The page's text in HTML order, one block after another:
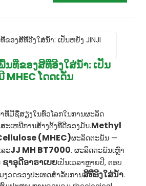
ນທີ່ຂອງສີທີ່ອີງໃສ່ນ້ໍາ: ເປັນ
ໂດດເດັ່ນ
າທີ່ມີຊື່ສຽງໃນທົ່ວໂລກໃນການຜະລິດ
ະເຫນີການສ້າງຕັ້ງທີ່ດີຂອງມັນ.Methyl
(MHEC)ຜະ​ລິດ​ຕະ​ພັນ —
ະJJ MH BT7000. ຜະລິດຕະພັນເຫຼົ່າ
ຊາອຸດີອາຣາເບຍເປັນ​ເວ​ລາ​ຫຼາຍ​ປີ​, ຕອບ​
ວດ​ຂອງ​ປະ​ເທດ​ສໍາ​ລັບ​ການ​ສີທີ່ອີງໃສ່ນ້ໍາ.